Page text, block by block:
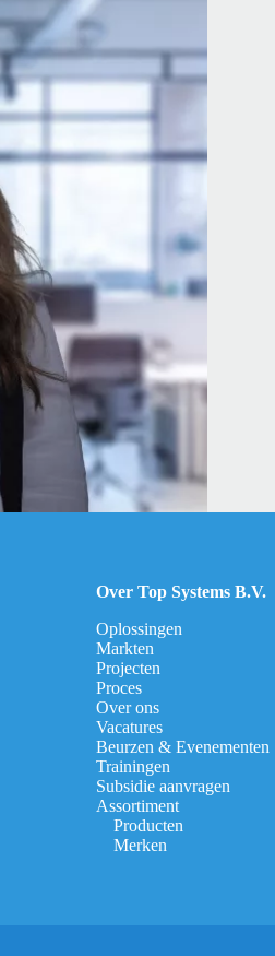
Over Top Systems B.V.
Oplossingen
Markten
Projecten
Proces
Over ons
Vacatures
Beurzen & Evenementen
Trainingen
Subsidie aanvragen
Assortiment
Producten
Merken